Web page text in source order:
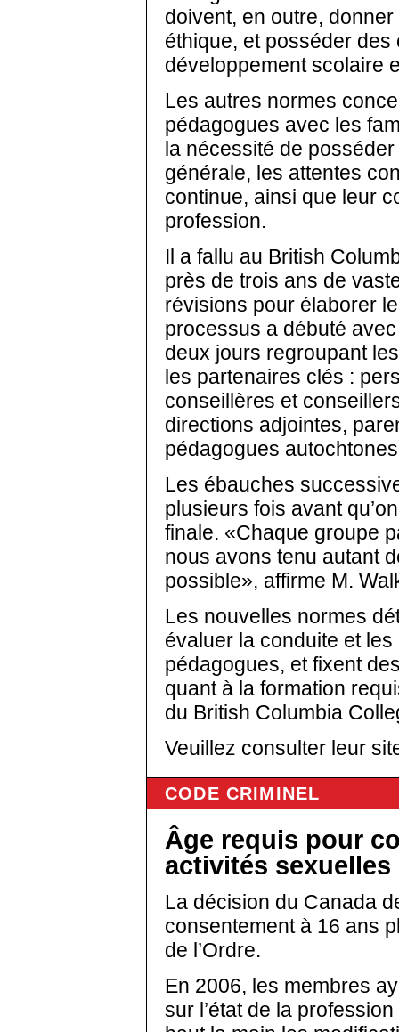
doivent, en outre,
éthique, et posséder
développement scolaire
Les autres normes
pédagogues avec les
la nécessité de
générale, les attentes
continue, ainsi que leur
profession.
Il a fallu au British
près de trois ans de
révisions pour élaborer
processus a débuté
deux jours regroupant
les partenaires clés :
conseillères et
directions adjointes,
pédagogues
Les ébauches
plusieurs fois avant
finale. «Chaque groupe
nous avons tenu autant
possible», affirme M.
Les nouvelles normes
évaluer la conduite et
pédagogues, et fixent
quant à la formation
du British Columbia
Veuillez consulter leur
CODE CRIMINEL
Âge requis pour
activités sexuelles
La décision du Canada
consentement à 16 ans
de l’Ordre.
En 2006, les membres
sur l’état de la